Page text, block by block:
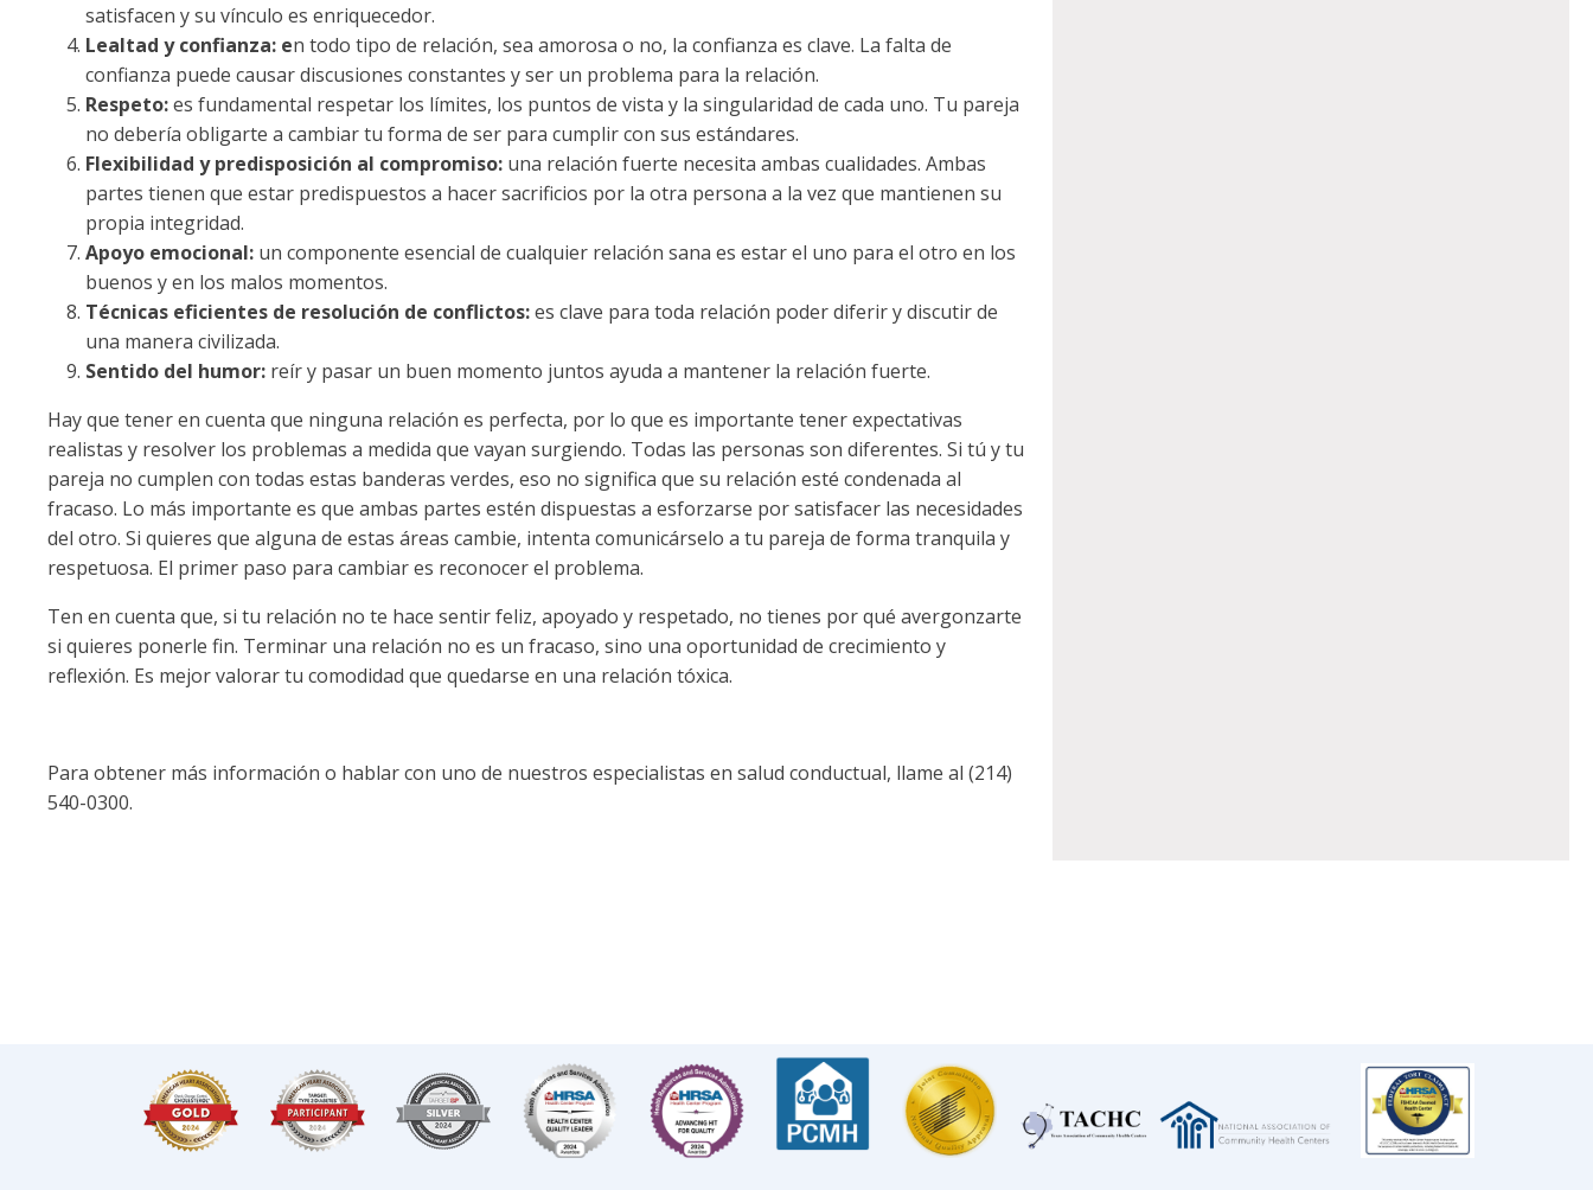
satisfacen y su vínculo es enriquecedor.
Lealtad y confianza: en todo tipo de relación, sea amorosa o no, la confianza es clave. La falta de
confianza puede causar discusiones constantes y ser un problema para la relación.
Respeto:es fundamental respetar los límites, los puntos de vista y la singularidad de cada uno. Tu pareja
no debería obligarte a cambiar tu forma de ser para cumplir con sus estándares.
Flexibilidad y predisposición al compromiso: una relación fuerte necesita ambas cualidades. Ambas
partes tienen que estar predispuestos a hacer sacrificios por la otra persona a la vez que mantienen su
propia integridad.
Apoyo emocional: un componente esencial de cualquier relación sana es estar el uno para el otro en los
buenos y en los malos momentos.
Técnicas eficientes de resolución de conflictos:es clave para toda relación poder diferir y discutir de
una manera civilizada.
Sentido del humor: reír y pasar un buen momento juntos ayuda a mantener la relación fuerte.
Hay que tener en cuenta que ninguna relación es perfecta, por lo que es importante tener expectativas
realistas y resolver los problemas a medida que vayan surgiendo. Todas las personas son diferentes. Si tú y tu
pareja no cumplen con todas estas banderas verdes, eso no significa que su relación esté condenada al
fracaso. Lo más importante es que ambas partes estén dispuestas a esforzarse por satisfacer las necesidades
del otro. Si quieres que alguna de estas áreas cambie, intenta comunicárselo a tu pareja de forma tranquila y
respetuosa. El primer paso para cambiar es reconocer el problema.
Ten en cuenta que, si tu relación no te hace sentir feliz, apoyado y respetado, no tienes por qué avergonzarte
si quieres ponerle fin. Terminar una relación no es un fracaso, sino una oportunidad de crecimiento y
reflexión. Es mejor valorar tu comodidad que quedarse en una relación tóxica.
Para obtener más información o hablar con uno de nuestros especialistas en salud conductual, llame al (214)
540-0300.